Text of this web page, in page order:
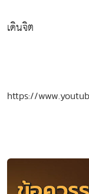
เดินจิต
https://